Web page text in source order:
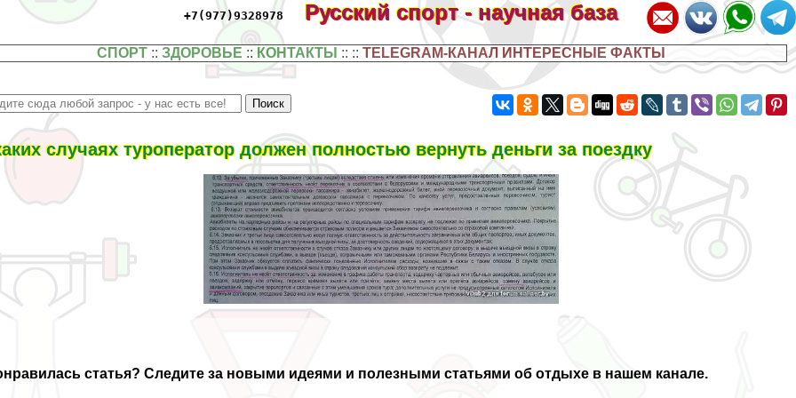
+7(977)9328978 Русский спорт - научная база
СПОРТ ::ЗДОРОВЬЕ :: КОНТАКТЫ :: ::TELEGRAM-КАНАЛ ИНТЕРЕСНЫЕ ФАКТЫ
случаях туроператор должен полностью вернуть деньги за поездку
статья? Следите за новыми идеями и полезными статьями об отдыхе в нашем канале.